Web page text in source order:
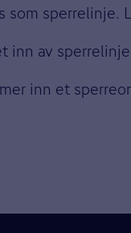
som sperrelinje.
inn av
inn et